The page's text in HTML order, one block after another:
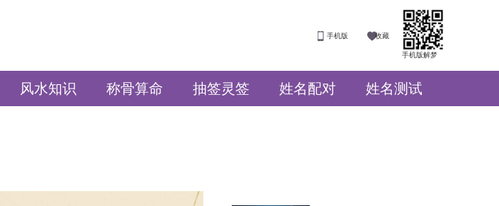
手机版解梦
手机版 收藏
风水知识 称骨算命 抽签灵签 姓名配对 姓名测试